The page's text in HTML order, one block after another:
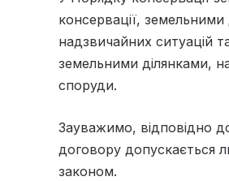
консервації,
надзвичайних ситуацій
земельними ділянками,
споруди.
Зауважимо, відповідно
договору допускається
законом.